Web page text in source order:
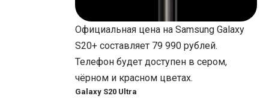
Официальная цена на Samsung Galaxy
S20+ составляет 79 990 рублей.
Телефон будет доступен в сером,
чёрном и красном цветах.
Galaxy S20 Ultra